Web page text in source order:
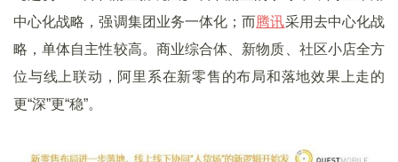
中心化战略，强调集团业务一体化；而腾讯采用去中心化战
略，单体自主性较高。商业综合体、新物质、社区小店全方
位与线上联动，阿里系在新零售的布局和落地效果上走的
更“深”更“稳”。